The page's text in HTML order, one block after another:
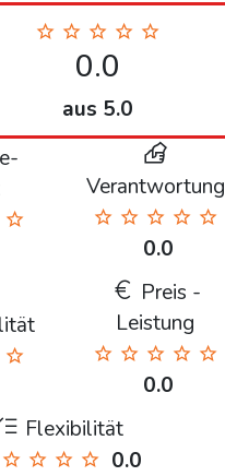
0.0
aus 5.0
Verantwortung
0.0
Preis -
Leistung
0.0
Flexibilität
0.0